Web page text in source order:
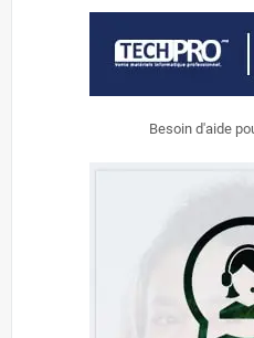
Besoin d'aide